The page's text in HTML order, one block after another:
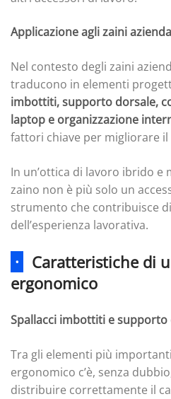
Applicazione agli zaini
Nel contesto degli zaini
traducono in elementi
imbottiti, supporto dorsale,
laptop e organizzazione
fattori chiave per migliorare
In un’ottica di lavoro ibrido e
zaino non è più solo un
strumento che contribuisce
dell’esperienza lavorativa.
·
Caratteristiche di
ergonomico
Spallacci imbottiti e supporto
Tra gli elementi più
ergonomico c’è, senza
distribuire correttamente il